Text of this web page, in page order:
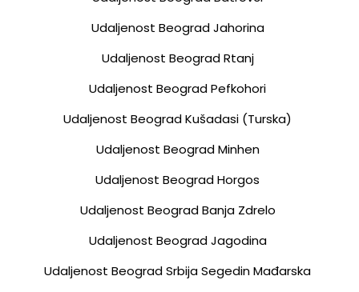
Udaljenost Beograd Jahorina
Udaljenost Beograd Rtanj
Udaljenost Beograd Pefkohori
Udaljenost Beograd Kušadasi (turska)
Udaljenost Beograd Minhen
Udaljenost Beograd Horgos
Udaljenost Beograd Banja Zdrelo
Udaljenost Beograd Jagodina
Udaljenost Beograd Srbija Segedin Mađarska